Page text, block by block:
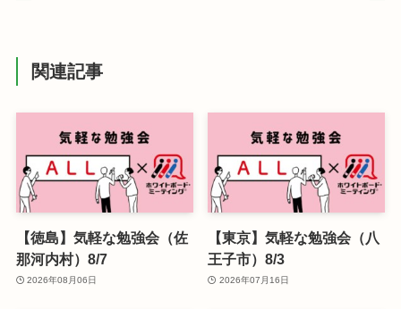
関連記事
【徳島】気軽な勉強会（佐
那河内村）8/7
2026年08月06日
【東京】気軽な勉強会（八
王子市）8/3
2026年07月16日